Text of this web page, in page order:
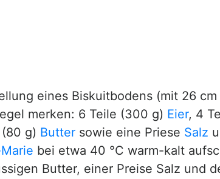
eines Biskuitbodens (mit 26
merken: 6 Teile (300 g) Eier, 4
g) Butter sowie eine Priese Salz
bei etwa 40 °C warm-kalt
Butter, einer Preise Salz und